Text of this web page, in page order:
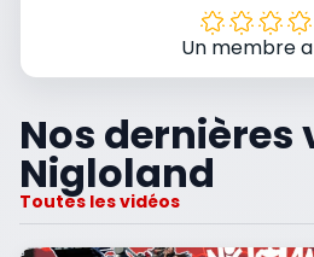
Un membre
Nos dernières
Nigloland
Toutes les vidéos